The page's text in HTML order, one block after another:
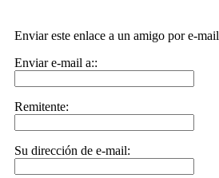
Enviar este enlace a un amigo por e-mail
Enviar e-mail a::
Remitente:
Su dirección de e-mail: